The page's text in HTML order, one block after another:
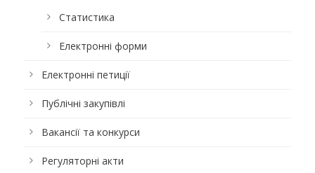
Статистика
Електронні форми
Електронні петиції
Публічні закупівлі
Вакансії та конкурси
Регуляторні акти